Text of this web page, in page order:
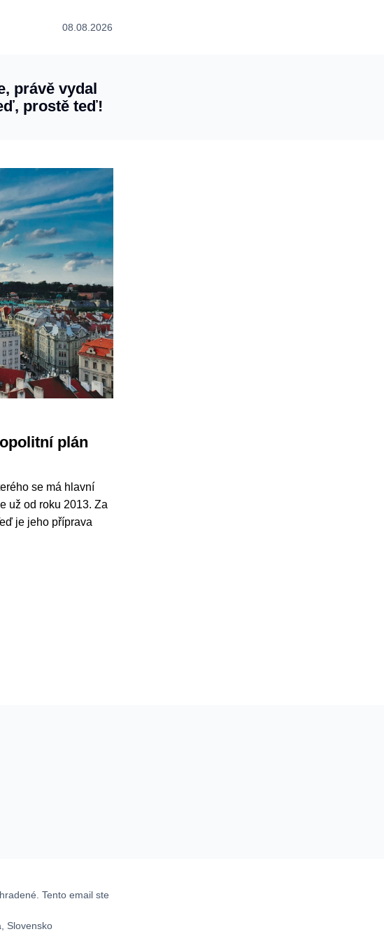
08.08.2026
právě vydal
prostě teď!
plán
se má hlavní
už od roku 2013. Za
je jeho příprava
Tento email ste
Slovensko